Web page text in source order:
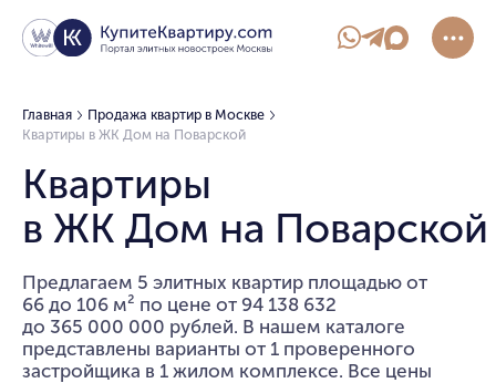
Главная
Продажа квартир в Москве
Квартиры в ЖК Дом на Поварской
Квартиры
в ЖК Дом на Поварской
Предлагаем 5 элитных квартир площадью от
66 до 106 м² по цене от 94 138 632
до 365 000 000 рублей. В нашем каталоге
представлены варианты от 1 проверенного
застройщика в 1 жилом комплексе. Все цены